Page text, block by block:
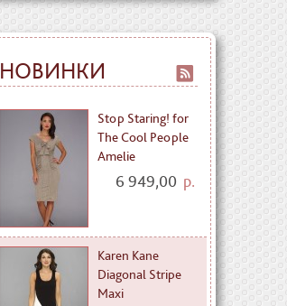
НОВИНКИ
Stop Staring! for
The Cool People
Amelie
6 949,00 р.
Karen Kane
Diagonal Stripe
Maxi